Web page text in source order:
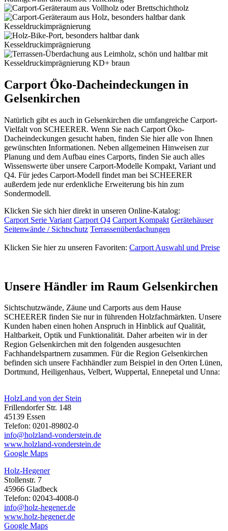
Carport Öko-Dacheindeckungen in
Gelsenkirchen
Natürlich gibt es auch in Gelsenkirchen die umfangreiche Carport-
Vielfalt von SCHEERER. Wenn Sie nach Carport Öko-
Dacheindeckungen gesucht haben, finden Sie hier alle von Ihnen
gewünschten Informationen. Neben allgemeinen Hinweisen zur
Planung und dem Aufbau eines Carports, finden Sie auch alles
Wissenswerte über unsere Carport-Modelle Kompakt, Variant und
Q4. Für jedes Carport-Modell findet man bei SCHEERER
außerdem jede nur erdenkliche Erweiterung bis hin zum
Sondermodell.
Klicken Sie sich hier direkt in unseren Online-Katalog:
Carport Serie Variant Carport Q4 Carport Kompakt Gerätehäuser
Seitenwände / Sichtschutz Terrassenüberdachungen
Klicken Sie hier zu unseren Favoriten: Carport Auswahl und Preise
Unsere Händler im Raum Gelsenkirchen
Sichtschutzwände, Zäune und Carports aus dem Hause
SCHEERER finden Sie nur in führenden Holzfachmärkten. Unsere
Kunden haben einen hohen Anspruch in Hinblick auf Qualität,
Haltbarkeit, Optik und Funktionalität. Daher arbeiten wir in der
Region Gelsenkirchen mit den folgenden ausgesuchten
Fachhandelspartnern zusammen. Für die Region Gelsenkirchen
befinden sich unsere Fachhändler zum Beispiel in den Orten Lünen,
Dortmund, Heiligenhaus, Velbert, Wuppertal, Ennepetal und Unna:
HolzLand von der Stein
Frillendorfer Str. 148
45139 Essen
Telefon: 0201-89802-0
info@holzland-vonderstein.de
www.holzland-vonderstein.de
Google Maps
Holz-Hegener
Stollenstr. 7
45966 Gladbeck
Telefon: 02043-4008-0
info@holz-hegener.de
www.holz-hegener.de
Google Maps